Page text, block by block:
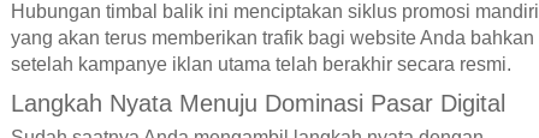
Hubungan timbal balik ini menciptakan siklus promosi mandiri
yang akan terus memberikan trafik bagi website Anda bahkan
setelah kampanye iklan utama telah berakhir secara resmi.
Langkah Nyata Menuju Dominasi Pasar Digital